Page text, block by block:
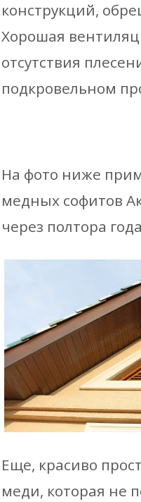
конструкций,
Хорошая
отсутствия
подкровельном
На фото ниже
медных софитов
через полтора
Еще, красиво
меди, которая не